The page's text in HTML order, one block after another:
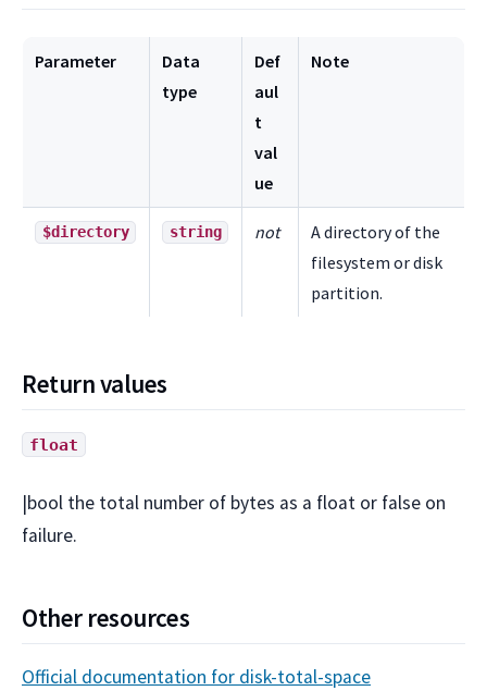
Parameter
Data
type
Def
aul
t
val
ue
Note
$directory string not
A directory of the
filesystem or disk
partition.
Return values
float
|bool the total number of bytes as a float or false on
failure.
Other resources
Official documentation for disk-total-space